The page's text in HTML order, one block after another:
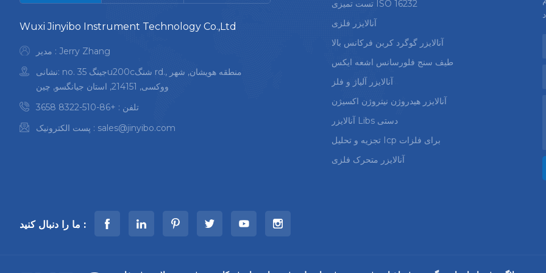
Wuxi Jinyibo Instrument Technology Co.,Ltd
مدیر : Jerry Zhang
نشانی: no. 35 جینگu200cشنگ rd., منطقه هویشان, شهر
ووکسی, 214151, استان جیانگسو, چین
تلفن : +86-510-8322 3658
پست الکترونیک : sales@jinyibo.com
تست تمیزی ISO 16232
آنالایزر فلزی
آنالایزر گوگرد کربن فرکانس بالا
طیف سنج فلورسانس اشعه ایکس
آنالایزر آلیاژ و فلز
آنالایزر هیدروژن نیتروژن اکسیژن
آنالایزر Libs دستی
تجزیه و تحلیل Icp برای فلزات
آنالایزر متحرک فلزی
ما را دنبال کنید :